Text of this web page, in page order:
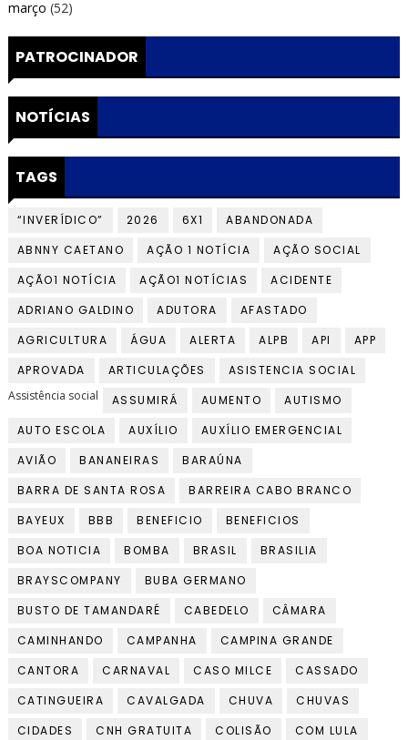
março (52)
PATROCINADOR
NOTÍCIAS
TAGS
“INVERÍDICO” 2026 6X1
ABANDONADA
ABNNY CAETANO
AÇÃO 1 NOTÍCIA
AÇÃO SOCIAL
AÇÃO1 NOTÍCIA
AÇÃO1 NOTÍCIAS
ACIDENTE
ADRIANO GALDINO
ADUTORA
AFASTADO
AGRICULTURA
ÁGUA ALERTA ALPB API
APP
APROVADA
ARTICULAÇÕES
ASISTENCIA SOCIAL
Assistência social
ASSUMIRÁ AUMENTO
AUTISMO
AUTO ESCOLA
AUXÍLIO
AUXÍLIO EMERGENCIAL
AVIÃO
BANANEIRAS
BARAÚNA
BARRA DE SANTA ROSA
BARREIRA CABO BRANCO
BAYEUX
BBB BENEFICIO
BENEFICIOS
BOA NOTICIA
BOMBA BRASIL
BRASILIA
BRAYSCOMPANY
BUBA GERMANO
BUSTO DE TAMANDARÉ
CABEDELO
CÂMARA
CAMINHANDO
CAMPANHA
CAMPINA GRANDE
CANTORA
CARNAVAL CASO MILCE
CASSADO
CATINGUEIRA
CAVALGADA CHUVA
CHUVAS
CIDADES
CNH GRATUITA COLISÃO
COM LULA